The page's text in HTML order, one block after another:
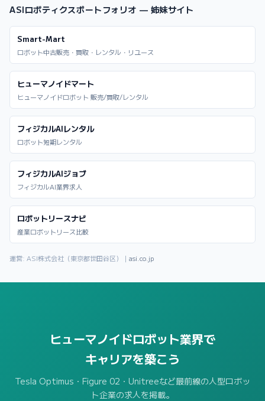
ASIロボティクスポートフォリオ — 姉妹サイト
Smart-Mart
ロボット中古販売・買取・レンタル・リユース
ヒューマノイドマート
ヒューマノイドロボット 販売/買取/レンタル
フィジカルAIレンタル
ロボット短期レンタル
フィジカルAIジョブ
フィジカルAI業界求人
ロボットリースナビ
産業ロボットリース比較
運営: ASI株式会社（東京都世田谷区）｜ asi.co.jp
ヒューマノイドロボット業界で
キャリアを築こう
Tesla Optimus・Figure 02・Unitreeなど最前線の人型ロボッ
ト企業の求人を掲載。